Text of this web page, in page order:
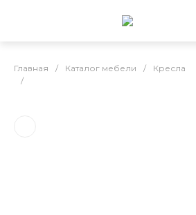
Главная / Каталог мебели / Кресла
/